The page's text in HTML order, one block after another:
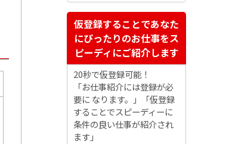
仮登録することであなた
にぴったりのお仕事をス
ピーディにご紹介します
20秒で仮登録可能！
「お仕事紹介には登録が必
要に なります。」「仮登録
することでスピーディーに
条件の良い仕事が紹介され
ます」